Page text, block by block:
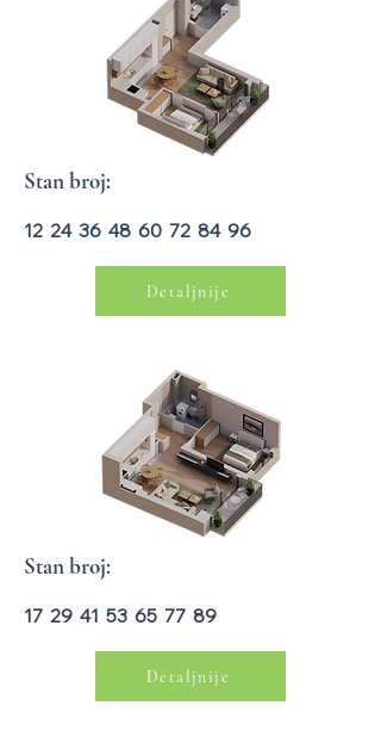
Stan broj:
12 24 36 48 60 72 84 96
Detaljnije
Stan broj:
17 29 41 53 65 77 89
Detaljnije